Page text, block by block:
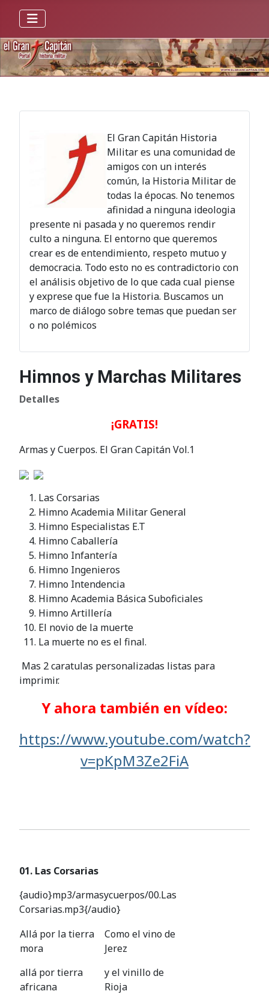
El Gran Capitán Historia
Militar es una comunidad de
amigos con un interés
común, la Historia Militar de
todas la épocas. No tenemos
afinidad a ninguna ideologia
presente ni pasada y no queremos rendir
culto a ninguna. El entorno que queremos
crear es de entendimiento, respeto mutuo y
democracia. Todo esto no es contradictorio con
el análisis objetivo de lo que cada cual piense
y exprese que fue la Historia. Buscamos un
marco de diálogo sobre temas que puedan ser
o no polémicos
Himnos y Marchas Militares
Detalles
¡GRATIS!
Armas y Cuerpos. El Gran Capitán Vol.1
Las Corsarias
Himno Academia Militar General
Himno Especialistas E.T
Himno Caballería
Himno Infantería
Himno Ingenieros
Himno Intendencia
Himno Academia Básica Suboficiales
Himno Artillería
El novio de la muerte
La muerte no es el final.
Mas 2 caratulas personalizadas listas para
imprimir.
Y ahora también en vídeo:
https://www.youtube.com/watch?
v=pKpM3Ze2FiA
01. Las Corsarias
{audio}mp3/armasycuerpos/00.Las
Corsarias.mp3{/audio}
Allá por la tierra
mora
allá por tierra
africana
Como el vino de
Jerez
y el vinillo de
Rioja